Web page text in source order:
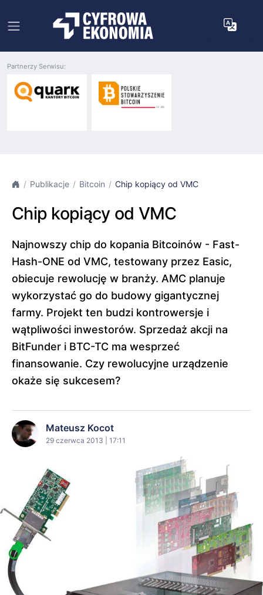
Partnerzy Serwisu:
Publikacje Bitcoin Chip kopiący od VMC
Chip kopiący od VMC
Najnowszy chip do kopania Bitcoinów - Fast-
Hash-ONE od VMC, testowany przez Easic,
obiecuje rewolucję w branży. AMC planuje
wykorzystać go do budowy gigantycznej
farmy. Projekt ten budzi kontrowersje i
wątpliwości inwestorów. Sprzedaż akcji na
BitFunder i BTC-TC ma wesprzeć
finansowanie. Czy rewolucyjne urządzenie
okaże się sukcesem?
Mateusz Kocot
29 czerwca 2013 | 17:11